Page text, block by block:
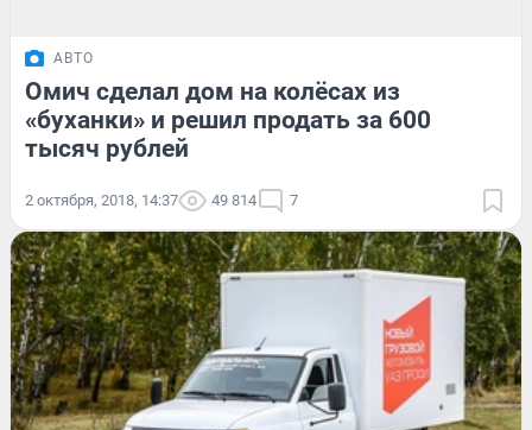
АВТО
Омич сделал дом на колёсах из
«буханки» и решил продать за 600
тысяч рублей
2 октября, 2018, 14:37 49 814 7